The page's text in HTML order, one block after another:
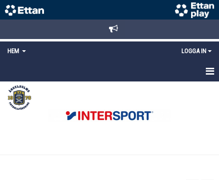
HEM LOGGA IN
STARTSIDA
NYHETER